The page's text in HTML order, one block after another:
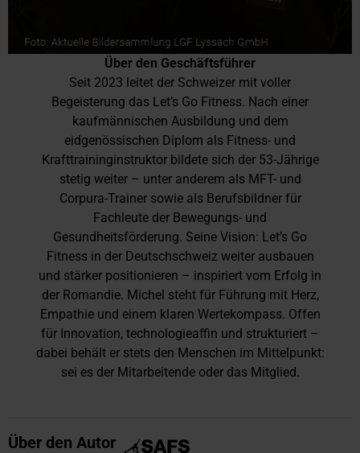
Über den Geschäftsführer
Seit 2023 leitet der Schweizer mit voller
Begeisterung das Let’s Go Fitness. Nach einer
kaufmännischen Ausbildung und dem
eidgenössischen Diplom als Fitness- und
Krafttraininginstruktor bildete sich der 53-Jährige
stetig weiter – unter anderem als MFT- und
Corpura-Trainer sowie als Berufsbildner für
Fachleute der Bewegungs- und
Gesundheitsförderung. Seine Vision: Let’s Go
Fitness in der Deutschschweiz weiter ausbauen
und stärker positionieren – inspiriert vom Erfolg in
der Romandie. Michel steht für Führung mit Herz,
Empathie und einem klaren Wertekompass. Offen
für Innovation, technologieaffin und strukturiert –
dabei behält er stets den Menschen im Mittelpunkt:
sei es der Mitarbeitende oder das Mitglied.
Über den Autor